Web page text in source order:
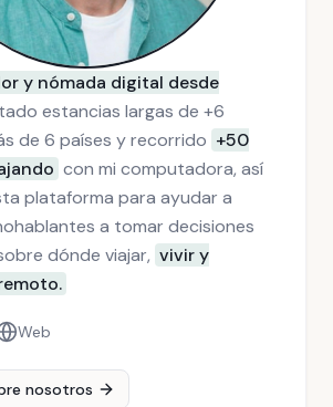
y nómada digital desde
estancias largas de +6
de 6 países y recorrido +50
con mi computadora, así
plataforma para ayudar a
a tomar decisiones
dónde viajar, vivir y
Web
nosotros